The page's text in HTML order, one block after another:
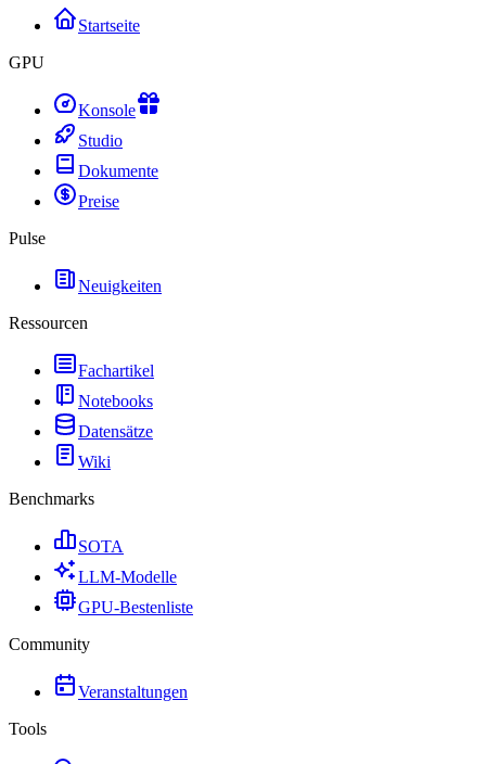
Startseite
GPU
Konsole
Studio
Dokumente
Preise
Pulse
Neuigkeiten
Ressourcen
Fachartikel
Notebooks
Datensätze
Wiki
Benchmarks
SOTA
LLM-Modelle
GPU-Bestenliste
Community
Veranstaltungen
Tools